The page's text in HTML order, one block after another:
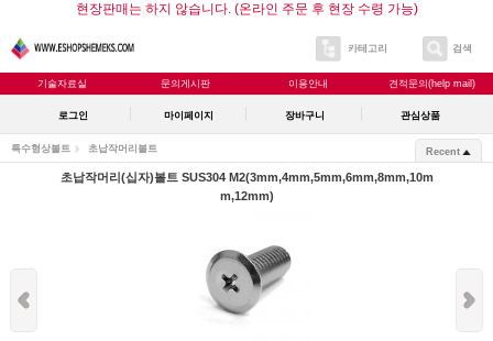
현장판매는 하지 않습니다. (온라인 주문 후 현장 수령 가능)
카테고리 검색
기술자료실 문의게시판 이용안내 견적문의(help mail)
로그인 마이페이지 장바구니 관심상품
특수형상볼트 초납작머리볼트 Recent
초납작머리(십자)볼트 SUS304 M2(3mm,4mm,5mm,6mm,8mm,10m
m,12mm)